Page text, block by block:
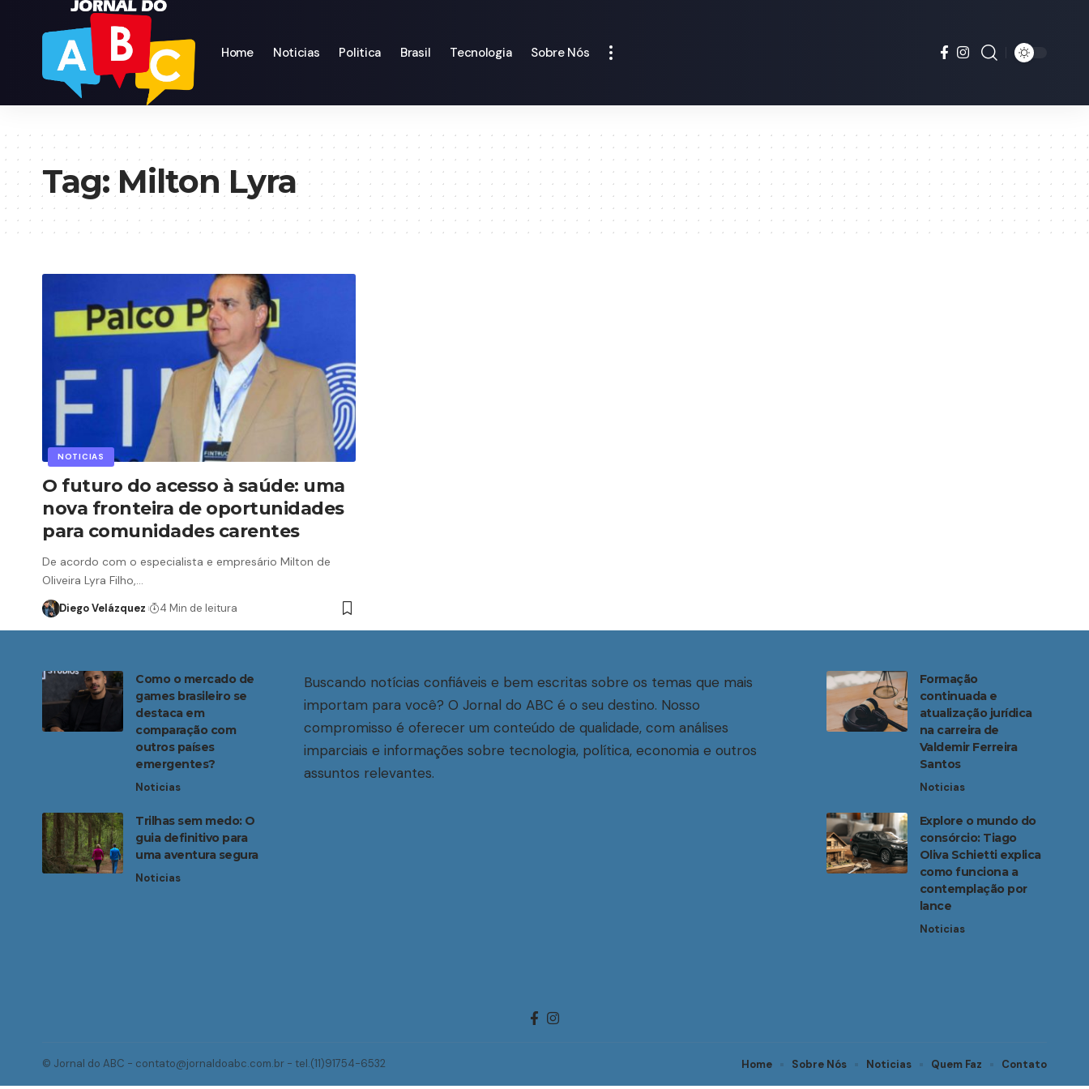
Home Noticias Politica Brasil Tecnologia Sobre Nós
Tag:Milton Lyra
NOTICIAS
O futuro do acesso à saúde: uma
nova fronteira de oportunidades
para comunidades carentes
De acordo com o especialista e empresário Milton de
Oliveira Lyra Filho,…
Diego Velázquez 4 Min de leitura
Como o mercado de
games brasileiro se
destaca em
comparação com
outros países
emergentes?
Noticias
Trilhas sem medo: O
guia definitivo para
uma aventura segura
Noticias
Buscando notícias confiáveis e bem escritas sobre os temas que mais
importam para você? O Jornal do ABC é o seu destino. Nosso
compromisso é oferecer um conteúdo de qualidade, com análises
imparciais e informações sobre tecnologia, política, economia e outros
assuntos relevantes.
Formação
continuada e
atualização jurídica
na carreira de
Valdemir Ferreira
Santos
Noticias
Explore o mundo do
consórcio: Tiago
Oliva Schietti explica
como funciona a
contemplação por
lance
Noticias
© Jornal do ABC - contato@jornaldoabc.com.br - tel.(11)91754-6532 Home Sobre Nós Noticias Quem Faz Contato